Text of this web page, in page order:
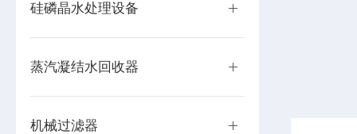
硅磷晶水处理设备
蒸汽凝结水回收器
机械过滤器